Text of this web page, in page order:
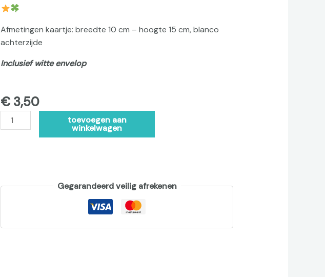
Afmetingen kaartje: breedte 10 cm – hoogte 15 cm, blanco
achterzijde
Inclusief witte envelop
€ 3,50
toevoegen aan
winkelwagen
Gegarandeerd veilig afrekenen